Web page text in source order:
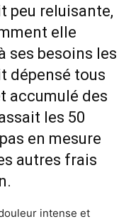
peu reluisante,
elle
ses besoins les
dépensé tous
accumulé des
les 50
en mesure
autres frais
intense et